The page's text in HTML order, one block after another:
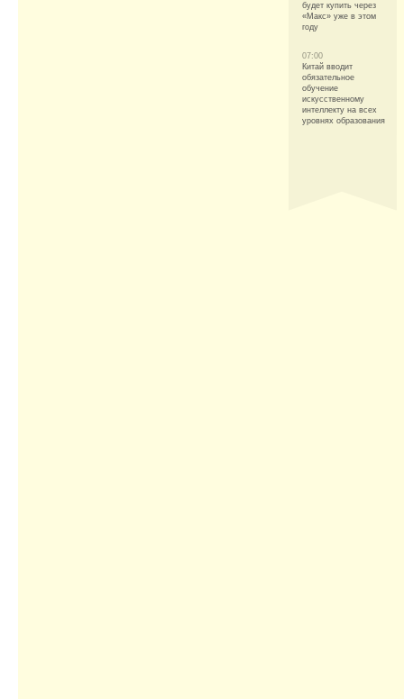
будет купить через
«Макс» уже в этом
году
07:00
Китай вводит
обязательное
обучение
искусственному
интеллекту на всех
уровнях образования